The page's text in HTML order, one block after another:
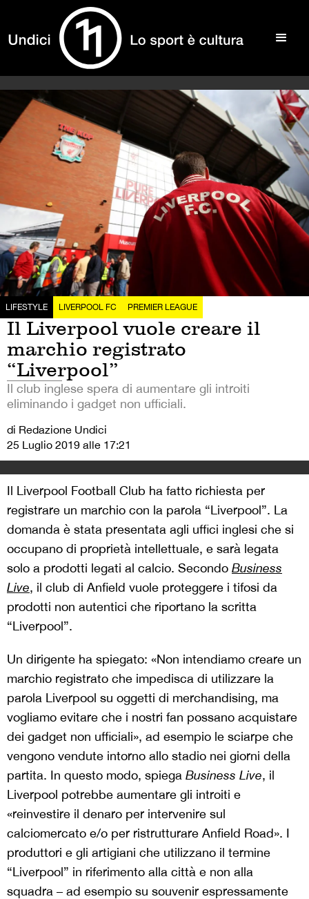
LIFESTYLE LIVERPOOL FC PREMIER LEAGUE
Il Liverpool vuole creare il
marchio registrato
“Liverpool”
Il club inglese spera di aumentare gli introiti
eliminando i gadget non ufficiali.
di Redazione Undici
25 Luglio 2019 alle 17:21
Il Liverpool Football Club ha fatto richiesta per
registrare un marchio con la parola “Liverpool”. La
domanda è stata presentata agli uffici inglesi che si
occupano di proprietà intellettuale, e sarà legata
solo a prodotti legati al calcio. Secondo Business
Live, il club di Anfield vuole proteggere i tifosi da
prodotti non autentici che riportano la scritta
“Liverpool”.
Un dirigente ha spiegato: «Non intendiamo creare un
marchio registrato che impedisca di utilizzare la
parola Liverpool su oggetti di merchandising, ma
vogliamo evitare che i nostri fan possano acquistare
dei gadget non ufficiali», ad esempio le sciarpe che
vengono vendute intorno allo stadio nei giorni della
partita. In questo modo, spiega Business Live, il
Liverpool potrebbe aumentare gli introiti e
«reinvestire il denaro per intervenire sul
calciomercato e/o per ristrutturare Anfield Road». I
produttori e gli artigiani che utilizzano il termine
“Liverpool” in riferimento alla città e non alla
squadra – ad esempio su souvenir espressamente